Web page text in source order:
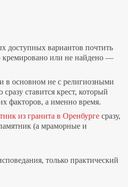
доступных вариантов почтить
кремировано или не найдено —
в основном не с религиозными
ставится крест, который
факторов, а именно время.
из гранита в Оренбурге сразу,
(а мраморные и
только практический